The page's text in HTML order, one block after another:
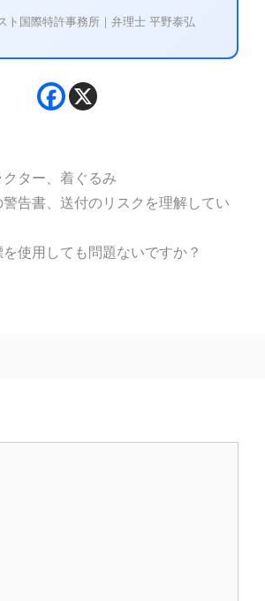
ト国際特許事務所｜弁理士 平野泰弘
ター、 着ぐるみ
告書、送付のリスクを理解してい
使用しても問題ないですか？